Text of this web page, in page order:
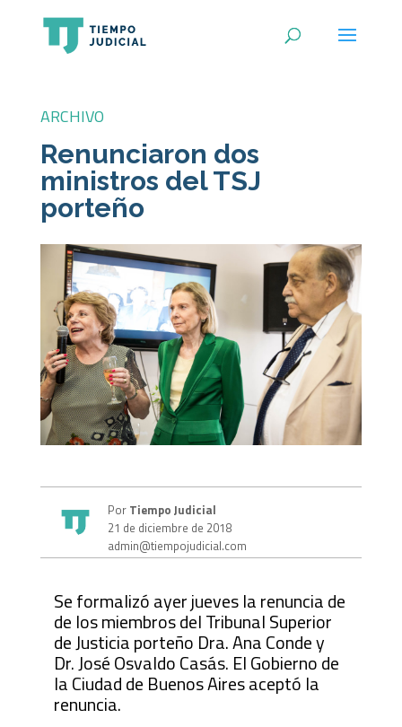
ARCHIVO
Renunciaron dos
ministros del TSJ
porteño
PorTiempo Judicial
21 de diciembre de 2018
admin@tiempojudicial.com
Se formalizó ayer jueves la renuncia de
de los miembros del Tribunal Superior
de Justicia porteño Dra. Ana Conde y
Dr. José Osvaldo Casás. El Gobierno de
la Ciudad de Buenos Aires aceptó la
renuncia.